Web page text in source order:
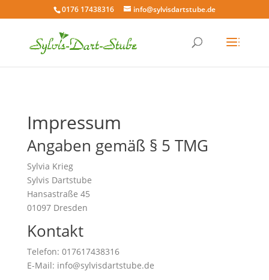
0176 17438316 info@sylvisdartstube.de
Impressum
Angaben gemäß § 5 TMG
Sylvia Krieg
Sylvis Dartstube
Hansastraße 45
01097 Dresden
Kontakt
Telefon: 017617438316
E-Mail: info@sylvisdartstube.de